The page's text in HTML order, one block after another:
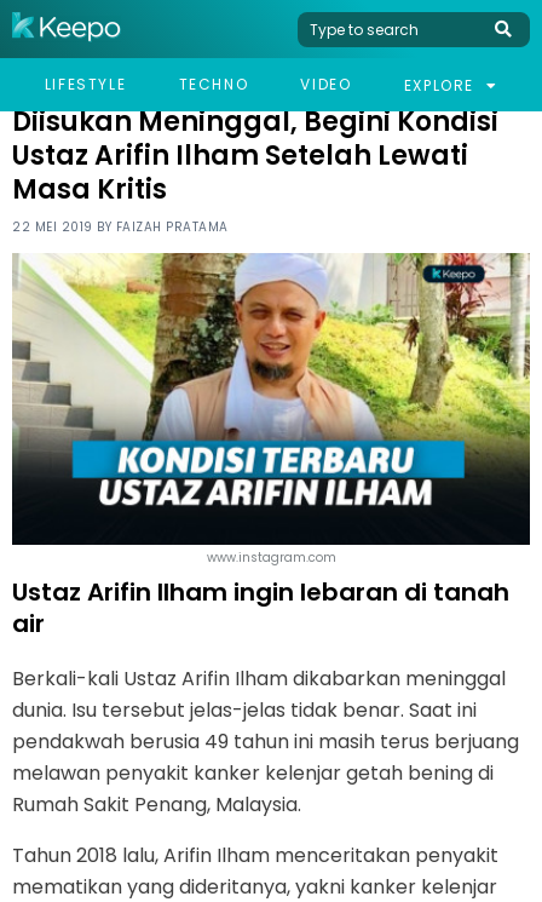
LIFESTYLE TECHNO VIDEO EXPLORE
HOME CELEB
DIISUKAN MENINGGAL, BEGINI KONDISI USTAZ ARIFIN ILHAM
Diisukan Meninggal, Begini Kondisi
Ustaz Arifin Ilham Setelah Lewati
Masa Kritis
22 MEI 2019 BY FAIZAH PRATAMA
www.instagram.com
Ustaz Arifin Ilham ingin lebaran di tanah
air
Berkali-kali Ustaz Arifin Ilham dikabarkan meninggal
dunia. Isu tersebut jelas-jelas tidak benar. Saat ini
pendakwah berusia 49 tahun ini masih terus berjuang
melawan penyakit kanker kelenjar getah bening di
Rumah Sakit Penang, Malaysia.
Tahun 2018 lalu, Arifin Ilham menceritakan penyakit
mematikan yang dideritanya, yakni kanker kelenjar